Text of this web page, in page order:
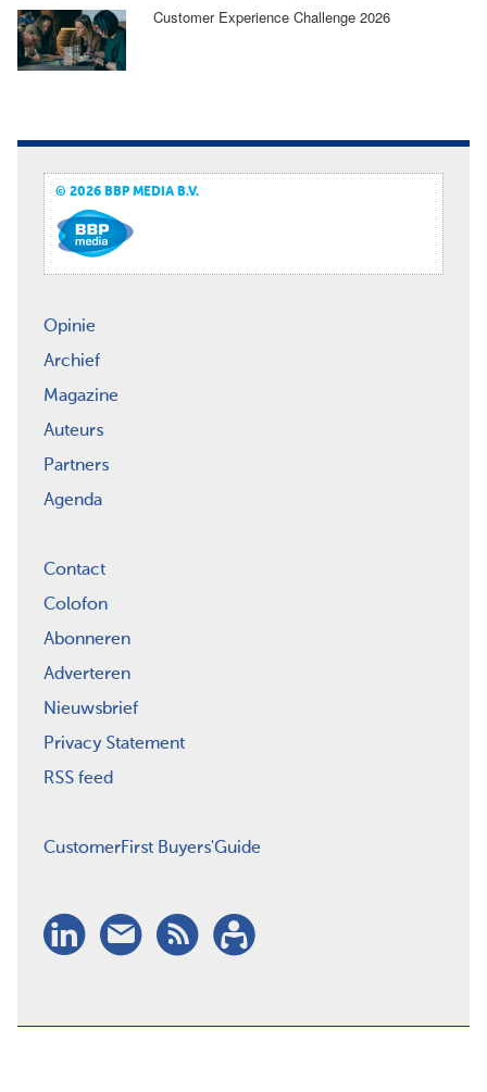
Customer Experience Challenge 2026
© 2026 BBP MEDIA B.V.
Opinie
Archief
Magazine
Auteurs
Partners
Agenda
Contact
Colofon
Abonneren
Adverteren
Nieuwsbrief
Privacy Statement
RSS feed
CustomerFirst Buyers'Guide
LinkedIn
Nieuwsbrief
RSSAbonneren